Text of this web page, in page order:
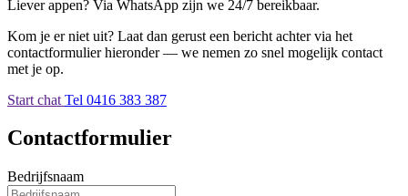
Liever appen? Via WhatsApp zijn we 24/7 bereikbaar.
Kom je er niet uit? Laat dan gerust een bericht achter via het
contactformulier hieronder — we nemen zo snel mogelijk contact
met je op.
Start chat Tel 0416 383 387
Contactformulier
Bedrijfsnaam